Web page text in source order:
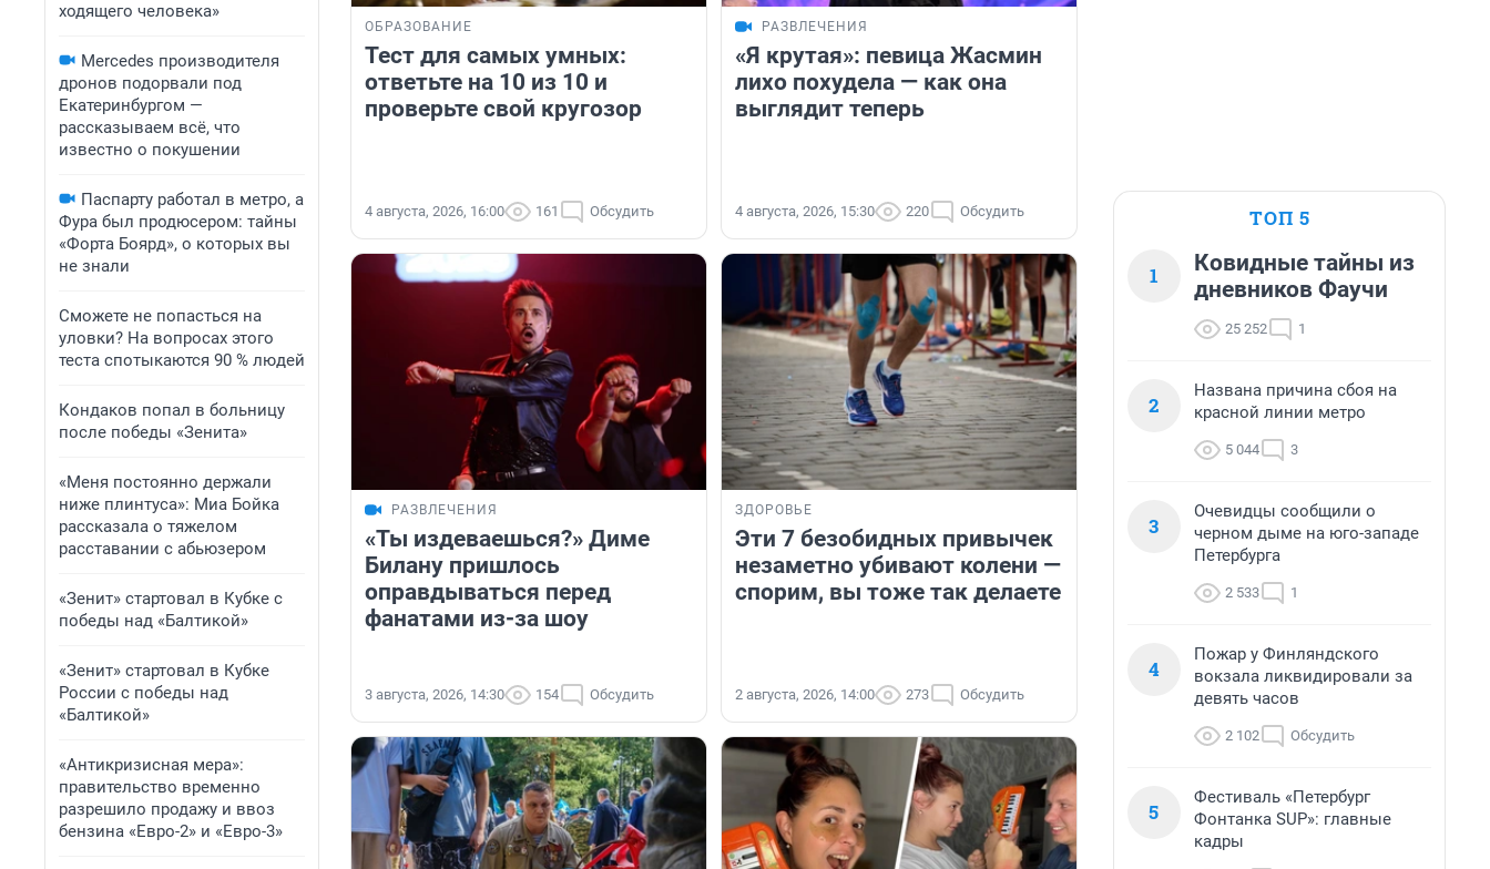
ходящего человека»
Mercedes производителя
дронов подорвали под
Екатеринбургом —
рассказываем всё, что
известно о покушении
Паспарту работал в метро, а
Фура был продюсером: тайны
«Форта Боярд», о которых вы
не знали
Сможете не попасться на
уловки? На вопросах этого
теста спотыкаются 90 % людей
Кондаков попал в больницу
после победы «Зенита»
«Меня постоянно держали
ниже плинтуса»: Миа Бойка
рассказала о тяжелом
расставании с абьюзером
«Зенит» стартовал в Кубке с
победы над «Балтикой»
«Зенит» стартовал в Кубке
России с победы над
«Балтикой»
«Антикризисная мера»:
правительство временно
разрешило продажу и ввоз
бензина «Евро-2» и «Евро-3»
ОБРАЗОВАНИЕ
Тест для самых умных:
ответьте на 10 из 10 и
проверьте свой кругозор
4 августа, 2026, 16:00 161 Обсудить
РАЗВЛЕЧЕНИЯ
«Я крутая»: певица Жасмин
лихо похудела — как она
выглядит теперь
4 августа, 2026, 15:30 220 Обсудить
РАЗВЛЕЧЕНИЯ
«Ты издеваешься?» Диме
Билану пришлось
оправдываться перед
фанатами из-за шоу
3 августа, 2026, 14:30 154 Обсудить
ЗДОРОВЬЕ
Эти 7 безобидных привычек
незаметно убивают колени —
спорим, вы тоже так делаете
2 августа, 2026, 14:00 273 Обсудить
ТОП 5
1
Ковидные тайны из
дневников Фаучи
25 252 1
2
Названа причина сбоя на
красной линии метро
5 044 3
3
Очевидцы сообщили о
черном дыме на юго-западе
Петербурга
2 533 1
4
Пожар у Финляндского
вокзала ликвидировали за
девять часов
2 102 Обсудить
5
Фестиваль «Петербург
Фонтанка SUP»: главные
кадры